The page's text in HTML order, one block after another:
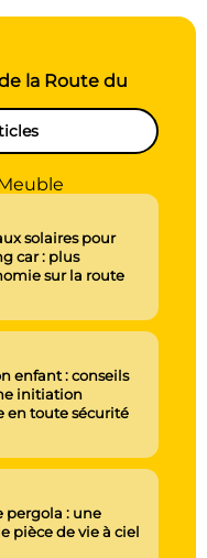
la Route du
solaires pour
car : plus
sur la route
enfant : conseils
initiation
en toute sécurité
pergola : une
pièce de vie à ciel